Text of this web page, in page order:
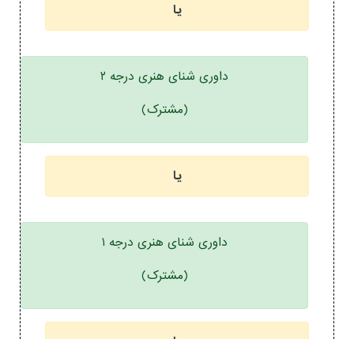
یا
داوری شنای هنری درجه ۲
(مشترک)
یا
داوری شنای هنری درجه ۱
(مشترک)